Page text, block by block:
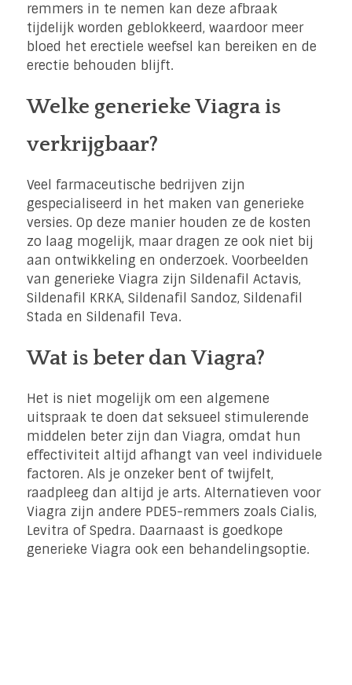
remmers in te nemen kan deze afbraak
tijdelijk worden geblokkeerd, waardoor meer
bloed het erectiele weefsel kan bereiken en de
erectie behouden blijft.
Welke generieke Viagra is
verkrijgbaar?
Veel farmaceutische bedrijven zijn
gespecialiseerd in het maken van generieke
versies. Op deze manier houden ze de kosten
zo laag mogelijk, maar dragen ze ook niet bij
aan ontwikkeling en onderzoek. Voorbeelden
van generieke Viagra zijn Sildenafil Actavis,
Sildenafil KRKA, Sildenafil Sandoz, Sildenafil
Stada en Sildenafil Teva.
Wat is beter dan Viagra?
Het is niet mogelijk om een algemene
uitspraak te doen dat seksueel stimulerende
middelen beter zijn dan Viagra, omdat hun
effectiviteit altijd afhangt van veel individuele
factoren. Als je onzeker bent of twijfelt,
raadpleeg dan altijd je arts. Alternatieven voor
Viagra zijn andere PDE5-remmers zoals Cialis,
Levitra of Spedra. Daarnaast is goedkope
generieke Viagra ook een behandelingsoptie.